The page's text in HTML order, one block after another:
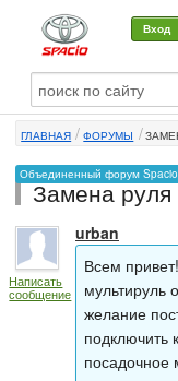
Вход
О машине
Автоклуб
Форумы
Сервисы и услуги
Новости
ГЛАВНАЯ ФОРУМЫ
Объединенный форум Spacio
Замена руля
Написать
сообщение
urban
Всем
мультируль
желание
подключить
посадочное